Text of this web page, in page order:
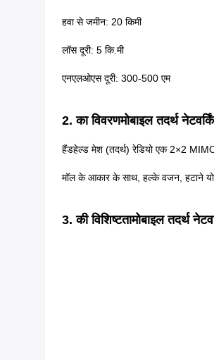
हवा से जमीन: 20 किमी
लॉस दूरी: 5 कि.मी
एनएलओएस दूरी: 300-500 एम
2. का विवरणमोबाइल तदर्थ
हैंडहेल्ड मेश (तदर्थ) रेडियो एक 2×2
मॉल के आकार के साथ, हल्के वजन, हटाने
3. की ​​विशिष्टतामोबाइल तदर्थ